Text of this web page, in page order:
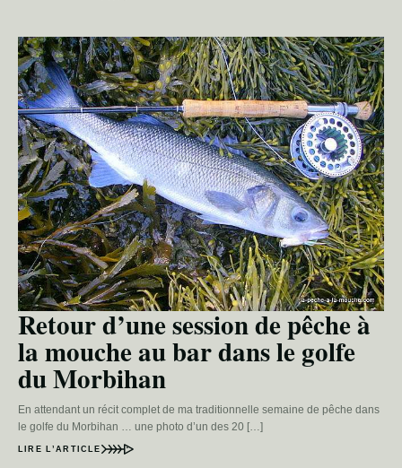
Retour d’une session de pêche à
la mouche au bar dans le golfe
du Morbihan
En attendant un récit complet de ma traditionnelle semaine de pêche dans
le golfe du Morbihan … une photo d’un des 20 […]
LIRE L’ARTICLE